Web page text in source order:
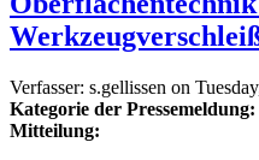
Verfasser: s.gellissen on
Kategorie der Pressemeldung:
Mitteilung: